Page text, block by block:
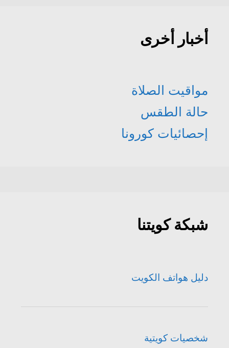
أخبار أخرى
مواقيت الصلاة
حالة الطقس
إحصائيات كورونا
شبكة كويتنا
دليل هواتف الكويت
شخصيات كويتية